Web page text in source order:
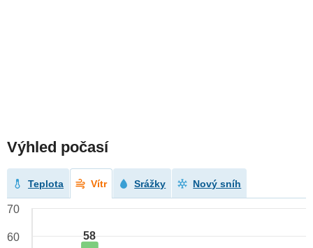
Výhled počasí
Teplota Vítr Srážky Nový sníh
58
70
60